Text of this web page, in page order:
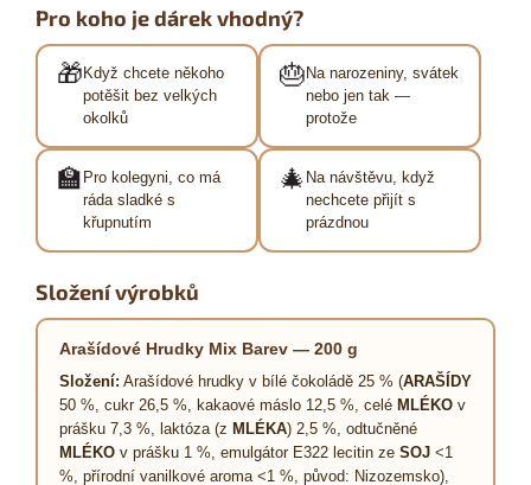
Pro koho je dárek vhodný?
🎁 Když chcete někoho
potěšit bez velkých
okolků
🎂 Na narozeniny, svátek
nebo jen tak —
protože
🏫 Pro kolegyni, co má
ráda sladké s
křupnutím
🎄 Na návštěvu, když
nechcete přijít s
prázdnou
Složení výrobků
Arašídové Hrudky Mix Barev — 200 g
Složení: Arašídové hrudky v bílé čokoládě 25 % (ARAŠÍDY
50 %, cukr 26,5 %, kakaové máslo 12,5 %, celé MLÉKOv
prášku 7,3 %, laktóza (z MLÉKA) 2,5 %, odtučněné
MLÉKOv prášku 1 %, emulgátor E322 lecitin ze SOJ<1
%, přírodní vanilkové aroma <1 %, původ: Nizozemsko),